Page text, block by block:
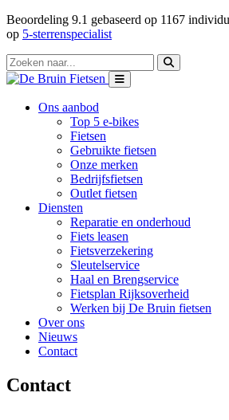
Beoordeling 9.1 gebaseerd op 1167
op 5-sterrenspecialist
Ons aanbod
Top 5 e-bikes
Fietsen
Gebruikte fietsen
Onze merken
Bedrijfsfietsen
Outlet fietsen
Diensten
Reparatie en onderhoud
Fiets leasen
Fietsverzekering
Sleutelservice
Haal en Brengservice
Fietsplan Rijksoverheid
Werken bij De Bruin fietsen
Over ons
Nieuws
Contact
Contact